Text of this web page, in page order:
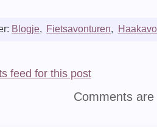
Blogje, Fietsavonturen,
feed for this post
Comments are